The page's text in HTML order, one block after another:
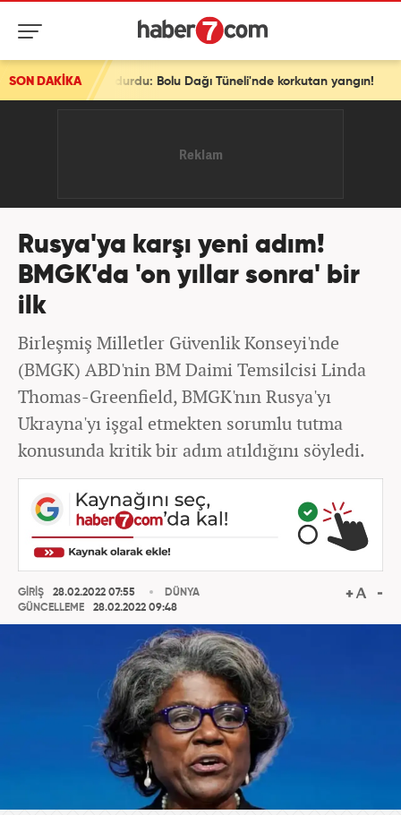
SON DAKİKA
durdu: Bolu Dağı Tüneli'nde korkutan yangın!
Rusya'ya karşı yeni adım!
BMGK'da 'on yıllar sonra' bir
ilk
Birleşmiş Milletler Güvenlik Konseyi'nde
(BMGK) ABD'nin BM Daimi Temsilcisi Linda
Thomas-Greenfield, BMGK'nın Rusya'yı
Ukrayna'yı işgal etmekten sorumlu tutma
konusunda kritik bir adım atıldığını söyledi.
GİRİŞ
28.02.2022 07:55
GÜNCELLEME
28.02.2022 09:48
DÜNYA